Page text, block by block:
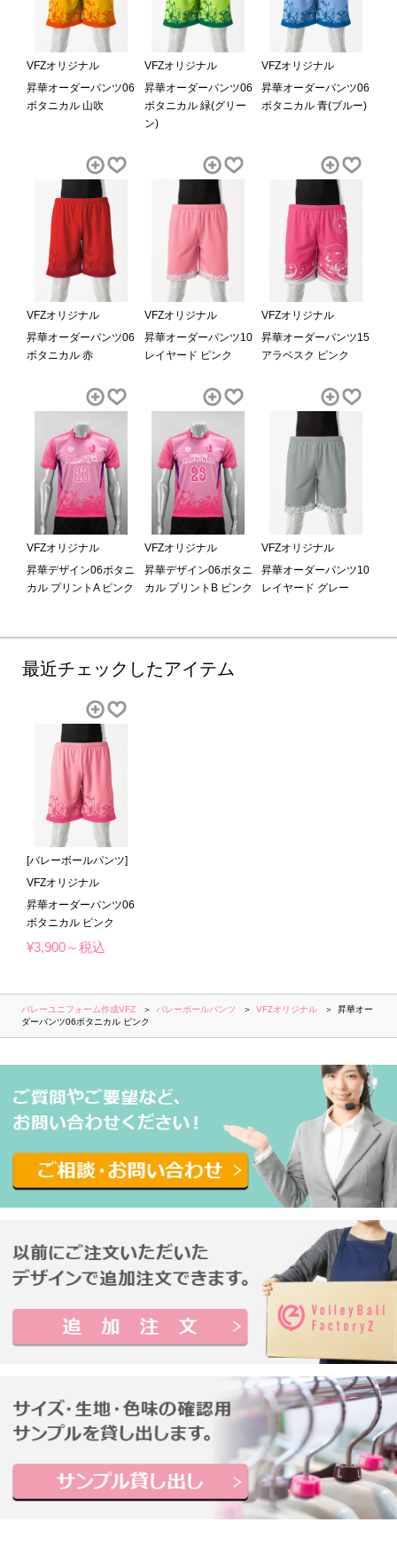
VFZオリジナル
昇華オーダーパンツ06
ボタニカル 山吹
VFZオリジナル
昇華オーダーパンツ06
ボタニカル 緑(グリー
ン)
VFZオリジナル
昇華オーダーパンツ06
ボタニカル 青(ブルー)
VFZオリジナル
昇華オーダーパンツ06
ボタニカル 赤
VFZオリジナル
昇華オーダーパンツ10
レイヤード ピンク
VFZオリジナル
昇華オーダーパンツ15
アラベスク ピンク
VFZオリジナル
昇華デザイン06ボタニ
カル プリントA ピンク
VFZオリジナル
昇華デザイン06ボタニ
カル プリントB ピンク
VFZオリジナル
昇華オーダーパンツ10
レイヤード グレー
最近チェックしたアイテム
[バレーボールパンツ]
VFZオリジナル
昇華オーダーパンツ06
ボタニカル ピンク
¥3,900～税込
バレーユニフォーム作成VFZ バレーボールパンツ VFZオリジナル
昇華オー
ダーパンツ06ボタニカル ピンク